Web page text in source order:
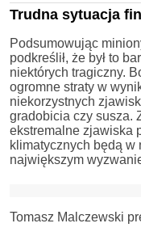
Trudna sytuacja
Podsumowując
podkreślił, że był to
niektórych tragiczny.
ogromne straty w
niekorzystnych
gradobicia czy susza.
ekstremalne zjawiska
klimatycznych będą w
największym
Tomasz Malczewski